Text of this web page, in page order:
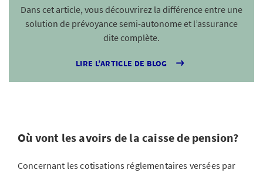
Dans cet article, vous découvrirez la différence entre une
solution de prévoyance semi-autonome et l’assurance
dite complète.
LIRE L’ARTICLE DE BLOG
Où vont les avoirs de la caisse de pension?
Concernant les cotisations réglementaires versées par